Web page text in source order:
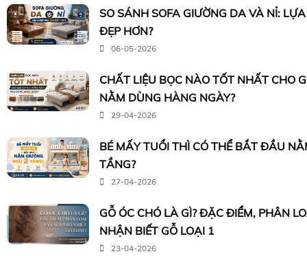
SO SÁNH SOFA GIƯỜNG DA VÀ NỈ:
ĐẸP HƠN?
06-05-2026
CHẤT LIỆU BỌC NÀO TỐT NHẤT CHO
NẰM DÙNG HÀNG NGÀY?
29-04-2026
BÉ MẤY TUỔI THÌ CÓ THỂ BẮT ĐẦU
TẦNG?
27-04-2026
GỖ ÓC CHÓ LÀ GÌ? ĐẶC ĐIỂM, PHÂN
NHẬN BIẾT GỖ LOẠI 1
23-04-2026